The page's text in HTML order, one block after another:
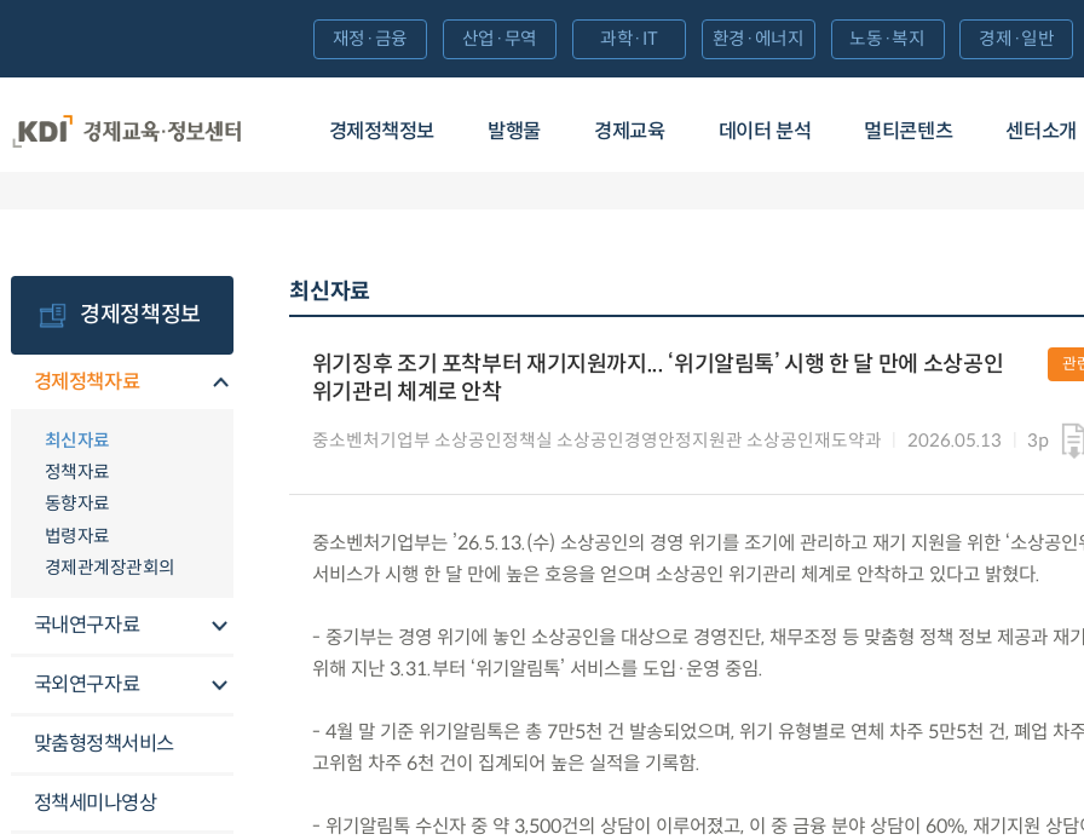
경제정책정보 발행물 경제교육 데이터 분석 멀티콘텐츠 센터소개
재정·금융 산업·무역 과학·IT 환경·에너지 노동·복지 경제·일반
경제정책정보
경제정책자료
최신자료
정책자료
동향자료
법령자료
경제관계장관회의
국내연구자료
국외연구자료
맞춤형정책서비스
정책세미나영상
최신자료
위기징후 조기 포착부터 재기지원까지... ‘위기알림톡’ 시행 한 달 만에 소상공인
위기관리 체계로 안착
중소벤처기업부 소상공인정책실 소상공인경영안정지원관 소상공인재도약과 2026.05.13 3p
관
중소벤처기업부는 ’26.5.13.(수) 소상공인의 경영 위기를 조기에 관리하고 재기 지원을 위한 ‘소상공인
서비스가 시행 한 달 만에 높은 호응을 얻으며 소상공인 위기관리 체계로 안착하고 있다고 밝혔다.
- 중기부는 경영 위기에 놓인 소상공인을 대상으로 경영진단, 채무조정 등 맞춤형 정책 정보 제공과 재
위해 지난 3.31.부터 ‘위기알림톡’ 서비스를 도입·운영 중임.
- 4월 말 기준 위기알림톡은 총 7만5천 건 발송되었으며, 위기 유형별로 연체 차주 5만5천 건, 폐업 차
고위험 차주 6천 건이 집계되어 높은 실적을 기록함.
- 위기알림톡 수신자 중 약 3,500건의 상담이 이루어졌고, 이 중 금융 분야 상담이 60%, 재기지원 상